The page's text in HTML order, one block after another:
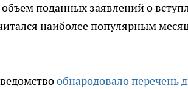
поданных заявлений о
наиболее популярным
обнародовало перечень